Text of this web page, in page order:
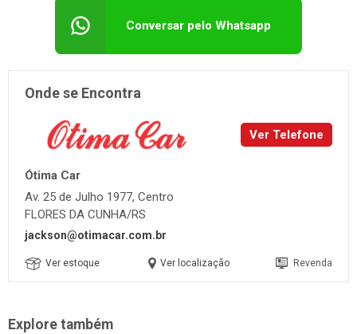
Conversar pelo Whatsapp
Onde se Encontra
Ver Telefone
Ótima Car
Av. 25 de Julho 1977, Centro
FLORES DA CUNHA/RS
jackson@otimacar.com.br
Ver estoque Ver localização Revenda
Explore também